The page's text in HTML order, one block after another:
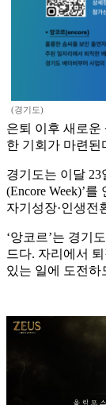
(경기도)
은퇴 이후 새로운
한 기회가 마련된
경기도는 이달 23
(Encore Week)’
자기성장·인생전
‘앙코르’는 경기
드다. 자리에서
있는 일에 도전하